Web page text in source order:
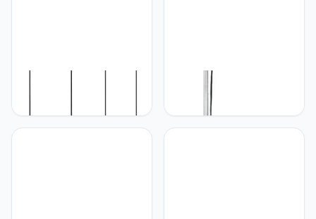
Hanglamp Farin
R30694032, Metaal Mat
RL LIVE YOUR LIGHT
Reality Lampen R4393-87
Schijnwerper, Met
Leesarm, Zilverkleurig